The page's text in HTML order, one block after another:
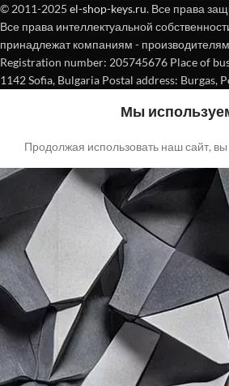
© 2011-2025 el-shop-keys.ru. Все права
Все права интеллектуальной
принадлежат компаниям -
Registration number: 205745676 Place of
1142 Sofia, Bulgaria Postal address: Burgas,
Мы
Продолжая использовать наш сайт,